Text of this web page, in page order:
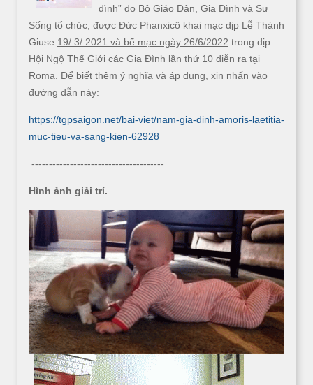
đình” do Bộ Giáo Dân, Gia Đình và Sự
Sống tổ chức, được Đức Phanxicô khai mạc dịp Lễ Thánh
Giuse 19/ 3/ 2021 và bế mạc ngày 26/6/2022 trong dịp
Hội Ngộ Thế Giới các Gia Đình lần thứ 10 diễn ra tại
Roma. Để biết thêm ý nghĩa và áp dụng, xin nhấn vào
đường dẫn này:
https://tgpsaigon.net/bai-viet/nam-gia-dinh-amoris-laetitia-
muc-tieu-va-sang-kien-62928
--------------------------------------
Hình ảnh giải trí.